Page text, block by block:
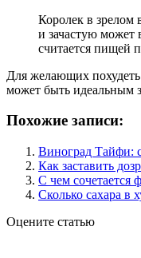
Королек в зрелом
и зачастую может
считается пищей
Для желающих похудеть
может быть идеальным
Похожие записи:
Виноград Тайфи:
Как заставить
С чем сочетается
Сколько сахара в
Оцените статью